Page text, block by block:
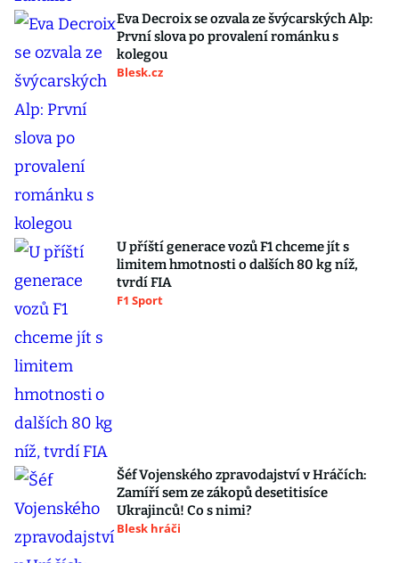
Eva Decroix se ozvala ze švýcarských Alp:
První slova po provalení románku s
kolegou
Blesk.cz
U příští generace vozů F1 chceme jít s
limitem hmotnosti o dalších 80 kg níž,
tvrdí FIA
F1 Sport
Šéf Vojenského zpravodajství v Hráčích:
Zamíří sem ze zákopů desetitisíce
Ukrajinců! Co s nimi?
Blesk hráči